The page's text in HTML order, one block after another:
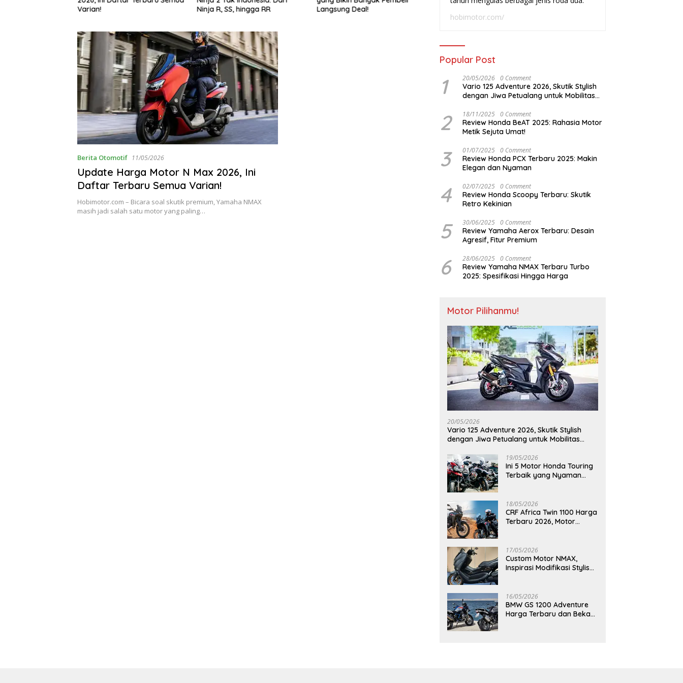
Varian!
Ninja R, SS, hingga RR
Langsung Deal!
Berita Otomotif 11/05/2026
Update Harga Motor N Max 2026, Ini
Daftar Terbaru Semua Varian!
Hobimotor.com – Bicara soal skutik premium, Yamaha NMAX
masih jadi salah satu motor yang paling…
hobimotor.com/
Popular Post
1 20/05/2026 0 Comment
Vario 125 Adventure 2026, Skutik Stylish
dengan Jiwa Petualang untuk Mobilitas
2 18/11/2025 0 Comment
Review Honda BeAT 2025: Rahasia Motor
Metik Sejuta Umat!
3 01/07/2025 0 Comment
Review Honda PCX Terbaru 2025: Makin
Elegan dan Nyaman
4 02/07/2025 0 Comment
Review Honda Scoopy Terbaru: Skutik
Retro Kekinian
5 30/06/2025 0 Comment
Review Yamaha Aerox Terbaru: Desain
Agresif, Fitur Premium
6 28/06/2025 0 Comment
Review Yamaha NMAX Terbaru Turbo
2025: Spesifikasi Hingga Harga
Motor Pilihanmu!
20/05/2026
Vario 125 Adventure 2026, Skutik Stylish
dengan Jiwa Petualang untuk Mobilitas
19/05/2026
Ini 5 Motor Honda Touring
Terbaik yang Nyaman
18/05/2026
CRF Africa Twin 1100 Harga
Terbaru 2026, Motor
17/05/2026
Custom Motor NMAX,
Inspirasi Modifikasi Stylish
16/05/2026
BMW GS 1200 Adventure
Harga Terbaru dan Bekas,